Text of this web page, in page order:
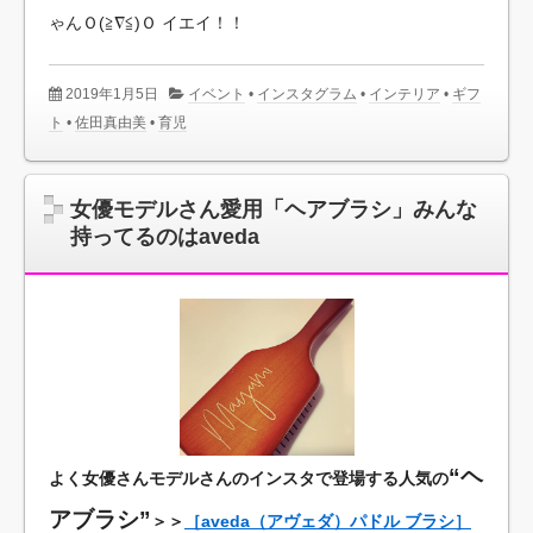
ゃんＯ(≧∇≦)Ｏ イエイ！！
2019年1月5日 イベント • インスタグラム • インテリア • ギフ
ト • 佐田真由美 • 育児
女優モデルさん愛用「ヘアブラシ」みんな
持ってるのはaveda
よく女優さんモデルさんのインスタで登場する人気の“ヘ
アブラシ” ＞＞ ［aveda（アヴェダ）パドル ブラシ］